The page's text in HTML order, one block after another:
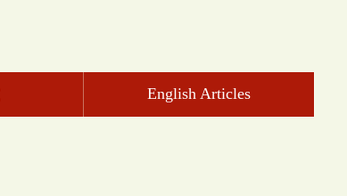
English Articles